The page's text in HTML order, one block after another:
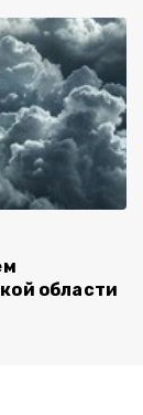
области